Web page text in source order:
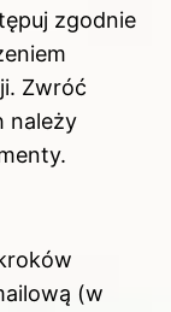
zgodnie
Zwróć
należy
(w